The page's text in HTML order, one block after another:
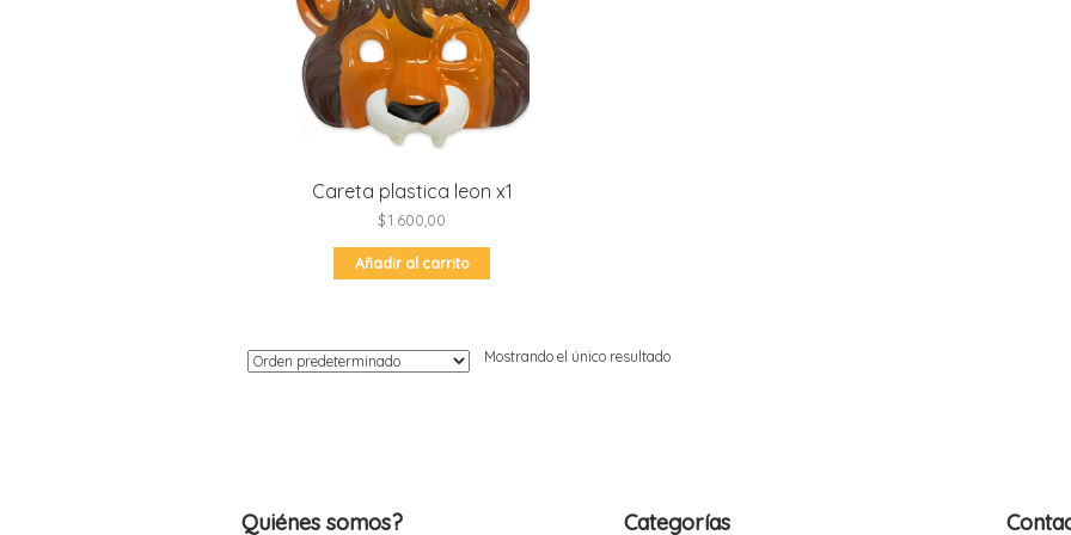
Fechas patrias
Halloween
Navidad
Pascuas
Vuelta al cole
Moldes de silicona
Pirotines
Pre-mezclas
Velas y bengalas
Careta plastica leon x1
$1.600,00
Añadir al carrito
Mostrando el único resultado
Quiénes somos? Categorías